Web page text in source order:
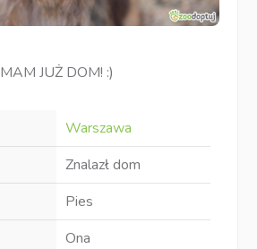
MAM JUŻ DOM! :)
Warszawa
Znalazł dom
Pies
Ona